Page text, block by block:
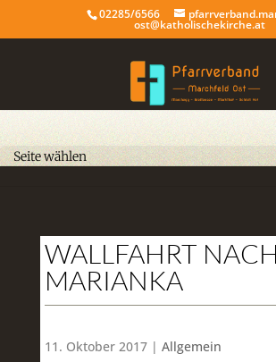
02285/6566
ost@katholischekirche.at
Seite wählen
WALLFAHRT NACH
MARIANKA
11. Oktober 2017 | Allgemein